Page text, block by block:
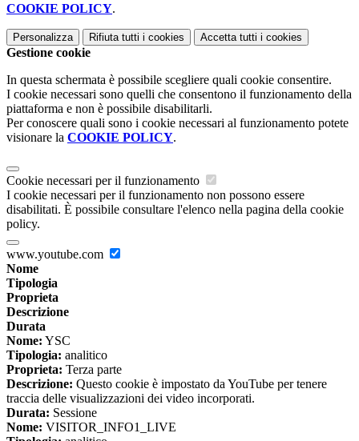
COOKIE POLICY.
Personalizza Rifiuta tutti i cookies Accetta tutti i cookies
Gestione cookie
In questa schermata è possibile scegliere quali cookie consentire.
I cookie necessari sono quelli che consentono il funzionamento della
piattaforma e non è possibile disabilitarli.
Per conoscere quali sono i cookie necessari al funzionamento potete
visionare la COOKIE POLICY.
Cookie necessari per il funzionamento
I cookie necessari per il funzionamento non possono essere
disabilitati. È possibile consultare l'elenco nella pagina della cookie
policy.
www.youtube.com
Nome
Tipologia
Proprieta
Descrizione
Durata
Nome: YSC
Tipologia: analitico
Proprieta: Terza parte
Descrizione: Questo cookie è impostato da YouTube per tenere
traccia delle visualizzazioni dei video incorporati.
Durata: Sessione
Nome: VISITOR_INFO1_LIVE